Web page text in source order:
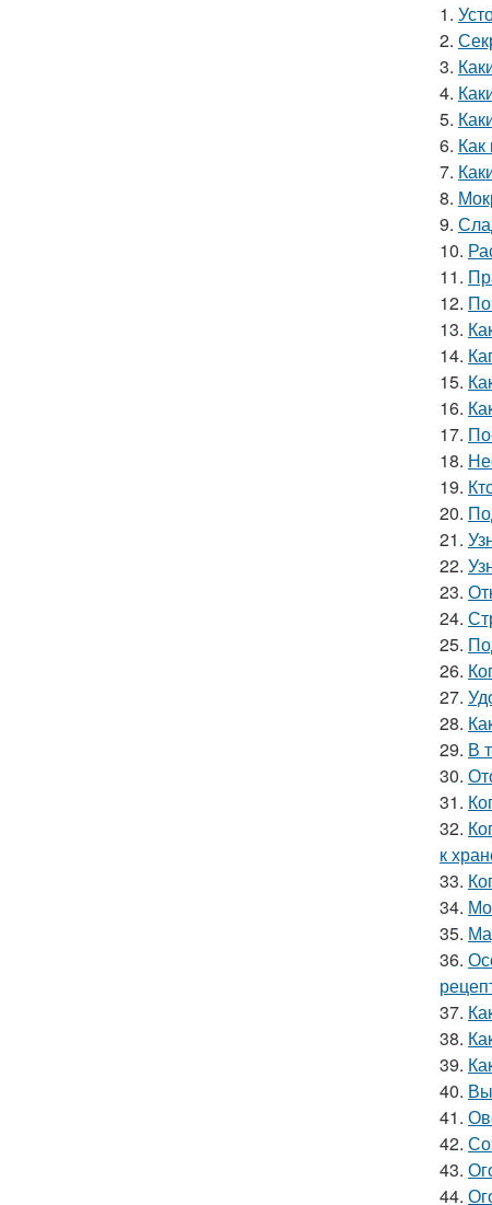
1.
2.
3.
4.
5.
6. Как
7.
8.
9.
10.
11.
12.
13.
14.
15.
16.
17.
18.
19.
20.
21.
22.
23.
24.
25.
26.
27.
28.
29. В
30.
31.
32.
к
33.
34.
35.
36.
37.
38.
39.
40.
41.
42.
43.
44.